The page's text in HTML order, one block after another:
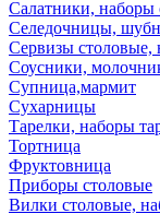
Салатники, наборы
Селедочницы,
Сервизы
Соусники,
Супница,мармит
Сухарницы
Тарелки, наборы
Тортница
Фруктовница
Приборы столовые
Вилки столовые,